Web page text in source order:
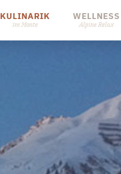
KULINARIK
im Monte
WELLNESS
Alpine Relax